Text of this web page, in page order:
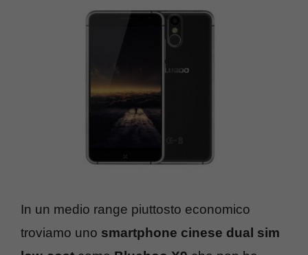
In un medio range piuttosto economico
troviamo uno smartphone cinese dual sim